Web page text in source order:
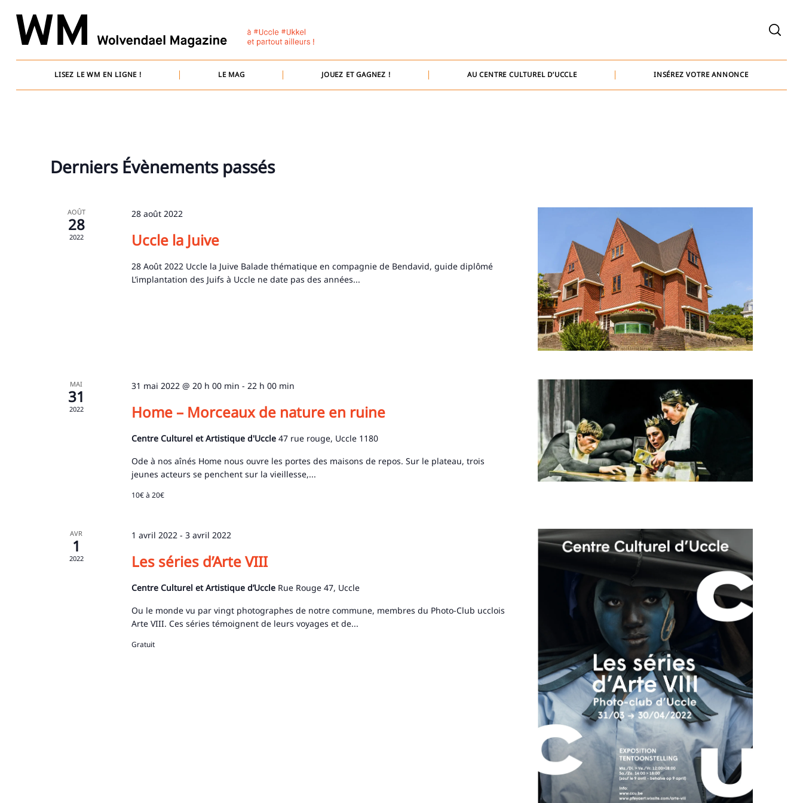
content
LISEZ LE WM EN LIGNE ! LE MAG JOUEZ ET GAGNEZ ! AU CENTRE CULTUREL D’UCCLE INSÉREZ VOTRE ANNONCE
bernard@baammedia.be
jennifer@baammedia.be
Derniers Évènements passés
AOÛT
28
2022
28 août 2022
Uccle la Juive
28 Août 2022 Uccle la Juive Balade thématique en compagnie de Bendavid, guide diplômé
L’implantation des Juifs à Uccle ne date pas des années...
MAI
31
2022
31 mai 2022 @ 20 h 00 min - 22 h 00 min
Home – Morceaux de nature en ruine
Centre Culturel et Artistique d'Uccle 47 rue rouge, Uccle 1180
Ode à nos aînés Home nous ouvre les portes des maisons de repos. Sur le plateau, trois
jeunes acteurs se penchent sur la vieillesse,...
10€ à 20€
AVR
1
2022
1 avril 2022- 3 avril 2022
Les séries d’Arte VIII
Centre Culturel et Artistique d’Uccle Rue Rouge 47, Uccle
Ou le monde vu par vingt photographes de notre commune, membres du Photo-Club ucclois
Arte VIII. Ces séries témoignent de leurs voyages et de...
Gratuit